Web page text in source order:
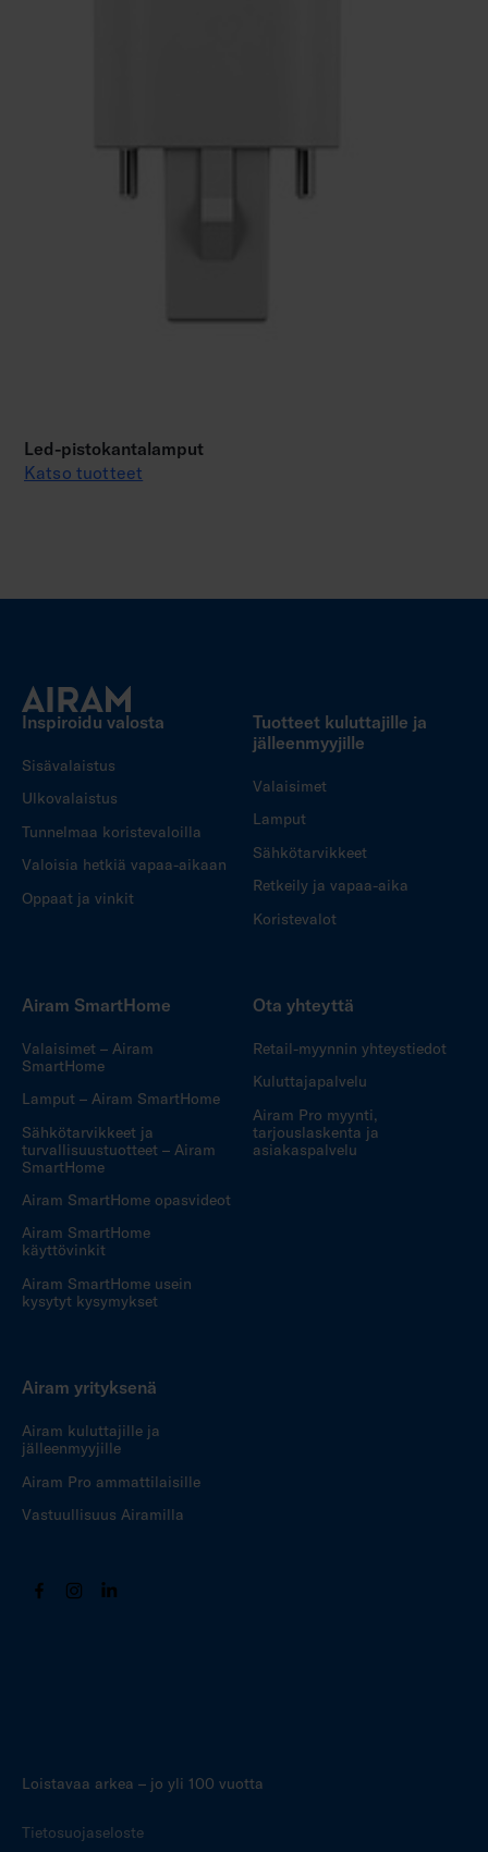
Led-pistokantalamput
Katso tuotteet
Inspiroidu valosta
Sisävalaistus
Ulkovalaistus
Tunnelmaa koristevaloilla
Valoisia hetkiä vapaa-aikaan
Oppaat ja vinkit
Tuotteet kuluttajille ja
jälleenmyyjille
Valaisimet
Lamput
Sähkötarvikkeet
Retkeily ja vapaa-aika
Koristevalot
Airam SmartHome
Valaisimet – Airam
SmartHome
Lamput – Airam SmartHome
Sähkötarvikkeet ja
turvallisuustuotteet – Airam
SmartHome
Airam SmartHome opasvideot
Airam SmartHome
käyttövinkit
Airam SmartHome usein
kysytyt kysymykset
Ota yhteyttä
Retail-myynnin yhteystiedot
Kuluttajapalvelu
Airam Pro myynti,
tarjouslaskenta ja
asiakaspalvelu
Airam yrityksenä
Airam kuluttajille ja
jälleenmyyjille
Airam Pro ammattilaisille
Vastuullisuus Airamilla
Loistavaa arkea – jo yli 100 vuotta
Tietosuojaseloste